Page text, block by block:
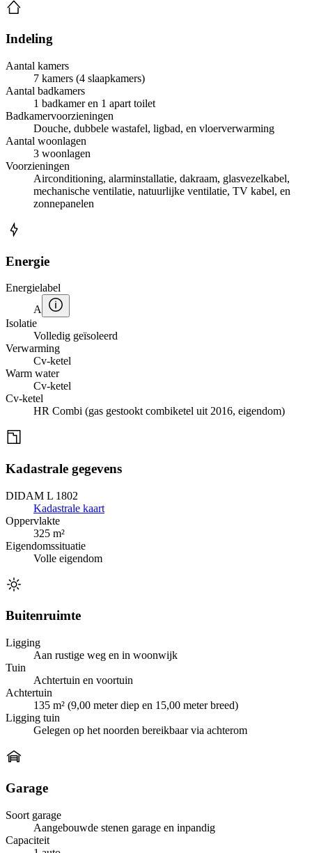
Indeling
Aantal kamers
7 kamers (4 slaapkamers)
Aantal badkamers
1 badkamer en 1 apart toilet
Badkamervoorzieningen
Douche, dubbele wastafel, ligbad, en vloerverwarming
Aantal woonlagen
3 woonlagen
Voorzieningen
Airconditioning, alarminstallatie, dakraam, glasvezelkabel,
mechanische ventilatie, natuurlijke ventilatie, TV kabel, en
zonnepanelen
Energie
Energielabel
A
Isolatie
Volledig geïsoleerd
Verwarming
Cv-ketel
Warm water
Cv-ketel
Cv-ketel
HR Combi (gas gestookt combiketel uit 2016, eigendom)
Kadastrale gegevens
DIDAM L 1802
Kadastrale kaart
Oppervlakte
325 m²
Eigendomssituatie
Volle eigendom
Buitenruimte
Ligging
Aan rustige weg en in woonwijk
Tuin
Achtertuin en voortuin
Achtertuin
135 m² (9,00 meter diep en 15,00 meter breed)
Ligging tuin
Gelegen op het noorden bereikbaar via achterom
Garage
Soort garage
Aangebouwde stenen garage en inpandig
Capaciteit